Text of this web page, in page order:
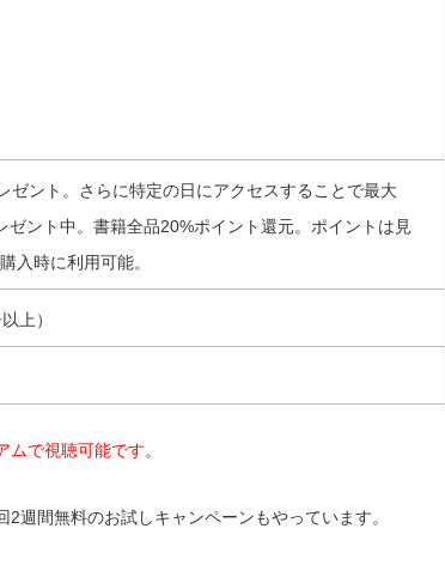
ゼント。さらに特定の日にアクセスすることで最大
ゼント中。書籍全品20%ポイント還元。ポイントは見
入時に利用可能。
上）
ムで視聴可能です。
週間無料のお試しキャンペーンもやっています。